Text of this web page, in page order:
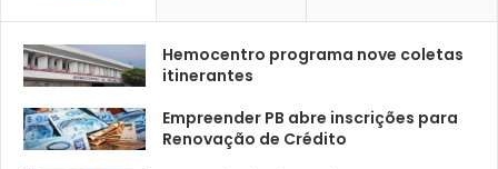
Hemocentro programa nove coletas
itinerantes
Empreender PB abre inscrições para
Renovação de Crédito